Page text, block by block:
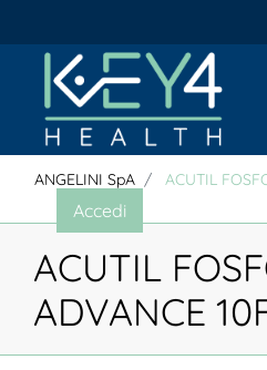
Accedi
ANGELINI SpA ACUTIL
ACUTIL
ADVANCE